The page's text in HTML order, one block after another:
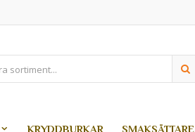
KRYDDBURKAR SMAKSÄTTARE